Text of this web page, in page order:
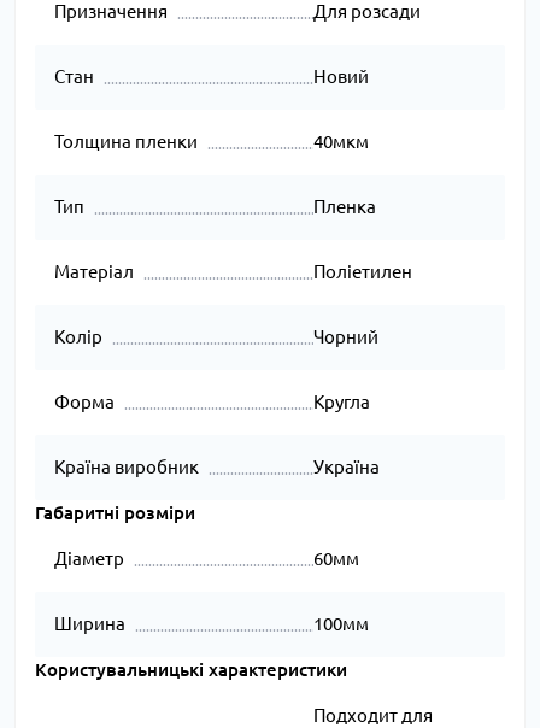
Призначення Для розсади
Стан Новий
Толщина пленки 40мкм
Тип Пленка
Матеріал Поліетилен
Колір Чорний
Форма Кругла
Країна виробник Україна
Габаритні розміри
Діаметр 60мм
Ширина 100мм
Користувальницькі характеристики
Подходит для